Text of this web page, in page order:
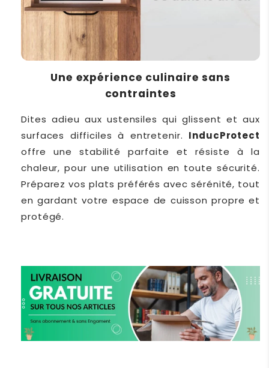
Une expérience culinaire sans
contraintes
Dites adieu aux ustensiles qui glissent et aux
surfaces difficiles à entretenir. InducProtect
offre une stabilité parfaite et résiste à la
chaleur, pour une utilisation en toute sécurité.
Préparez vos plats préférés avec sérénité, tout
en gardant votre espace de cuisson propre et
protégé.